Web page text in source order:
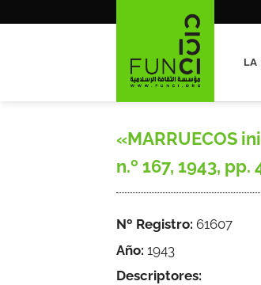
LA
«MARRUECOS
n.º 167, 1943, pp.
Nº Registro: 61607
Año: 1943
Descriptores: